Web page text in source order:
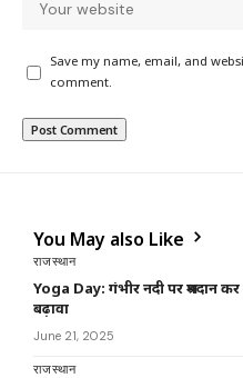
Save my name, email, and
comment.
You May also Like
राजस्थान
Yoga Day: गंभीर नदी पर श्रमदान
बढ़ावा
June 21, 2025
राजस्थान